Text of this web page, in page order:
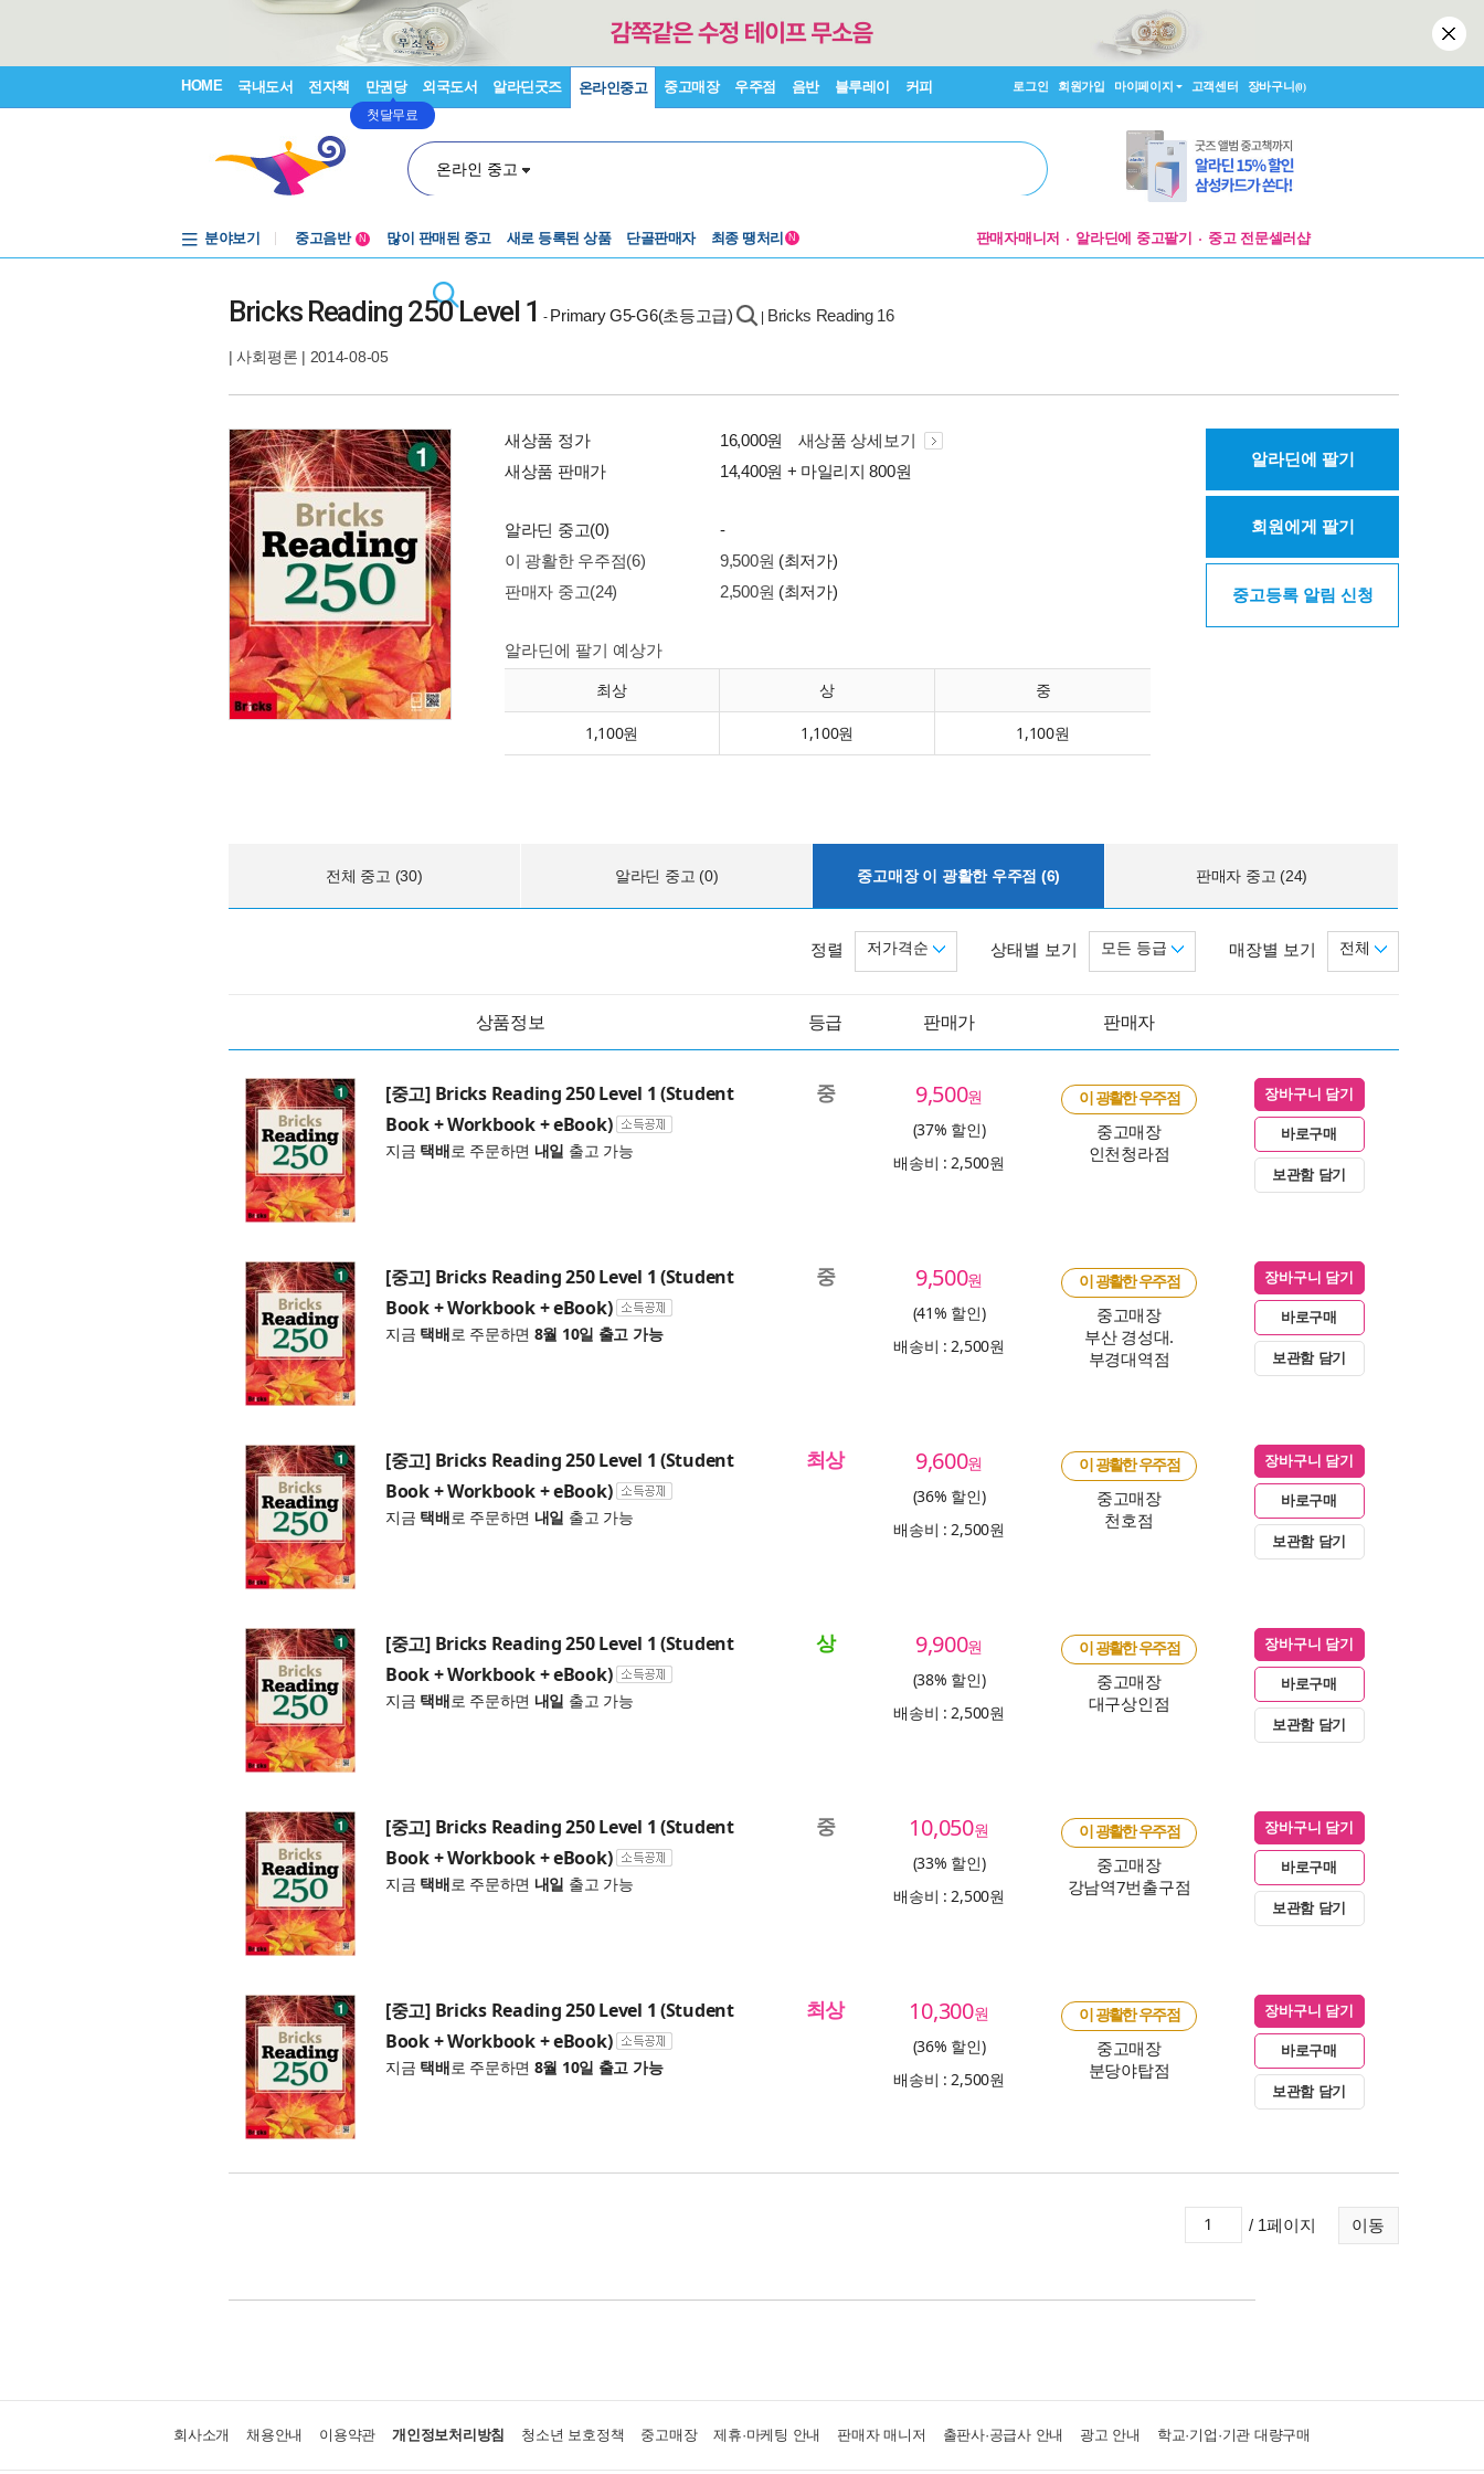
HOME 국내도서 전자책 만권당
첫달무료
외국도서 알라딘굿즈 온라인중고 중고매장 우주점 음반 블루레이 커피 로그인 회원가입 마이페이지 고객센터 장바구니(0)
온라인 중고
분야보기
중고음반
N 많이 판매된 중고 새로 등록된 상품 단골판매자 최종 땡처리 N 판매자매니저 알라딘에 중고팔기 중고 전문셀러샵
Bricks Reading 250 Level 1 - Primary G5-G6(초등고급) Bricks Reading 16
|사회평론 | 2014-08-05
새상품 정가 16,000원
새상품 상세보기
새상품 판매가
14,400원 + 마일리지 800원
알라딘 중고(0)
-
이 광활한 우주점(6)
9,500원 (최저가)
판매자 중고(24)
2,500원 (최저가)
알라딘에 팔기 예상가
최상 상 중
1,100원 1,100원 1,100원
알라딘에 팔기
회원에게 팔기
중고등록 알림 신청
전체 중고 (30) 알라딘 중고 (0) 중고매장 이 광활한 우주점 (6) 판매자 중고 (24)
매장별 보기 전체
상태별 보기 모든 등급
정렬 저가격순
상품정보 등급 판매가 판매자
[중고] Bricks Reading 250 Level 1 (Student
Book + Workbook + eBook)
지금 택배로 주문하면 내일 출고 가능
중 9,500원
(37% 할인)
배송비 : 2,500원
이 광활한 우주점
중고매장
인천청라점
장바구니 담기
바로구매
보관함 담기
[중고] Bricks Reading 250 Level 1 (Student
Book + Workbook + eBook)
지금 택배로 주문하면 8월 10일 출고 가능
중 9,500원
(41% 할인)
배송비 : 2,500원
이 광활한 우주점
중고매장
부산 경성대.
부경대역점
장바구니 담기
바로구매
보관함 담기
[중고] Bricks Reading 250 Level 1 (Student
Book + Workbook + eBook)
지금 택배로 주문하면 내일 출고 가능
최상 9,600원
(36% 할인)
배송비 : 2,500원
이 광활한 우주점
중고매장
천호점
장바구니 담기
바로구매
보관함 담기
[중고] Bricks Reading 250 Level 1 (Student
Book + Workbook + eBook)
지금 택배로 주문하면 내일 출고 가능
상 9,900원
(38% 할인)
배송비 : 2,500원
이 광활한 우주점
중고매장
대구상인점
장바구니 담기
바로구매
보관함 담기
[중고] Bricks Reading 250 Level 1 (Student
Book + Workbook + eBook)
지금 택배로 주문하면 내일 출고 가능
중 10,050원
(33% 할인)
배송비 : 2,500원
이 광활한 우주점
중고매장
강남역7번출구점
장바구니 담기
바로구매
보관함 담기
[중고] Bricks Reading 250 Level 1 (Student
Book + Workbook + eBook)
지금 택배로 주문하면 8월 10일 출고 가능
최상 10,300원
(36% 할인)
배송비 : 2,500원
이 광활한 우주점
중고매장
분당야탑점
장바구니 담기
바로구매
보관함 담기
이동
/ 1페이지
회사소개 채용안내 이용약관 개인정보처리방침 청소년 보호정책 중고매장 제휴·마케팅 안내 판매자 매니저 출판사·공급사 안내 광고 안내 학교·기업·기관 대량구매